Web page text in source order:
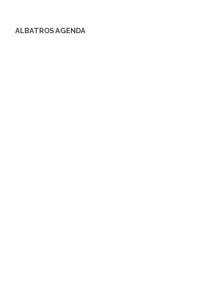
ALBATROS AGENDA